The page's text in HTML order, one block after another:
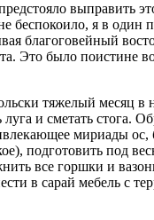
выправить
беспокоило, я в один
благоговейный
Это было поистине
тяжелый месяц в
и сметать стога.
мириады ос,
подготовить под
все горшки и
в сарай мебель с